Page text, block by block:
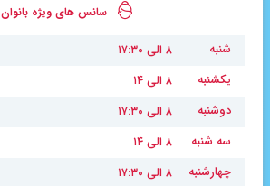
سانس های ویژه بانوان
شنبه
۸ الی ۱۷:۳۰
یکشنبه
۸ الی ۱۴
دوشنبه
۸ الی ۱۷:۳۰
سه شنبه
۸ الی ۱۴
چهارشنبه
۸ الی ۱۷:۳۰